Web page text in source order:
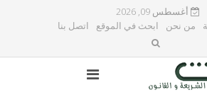
أغسطس 09, 2026
من نحن ابحث في الموقع اتصل بنا